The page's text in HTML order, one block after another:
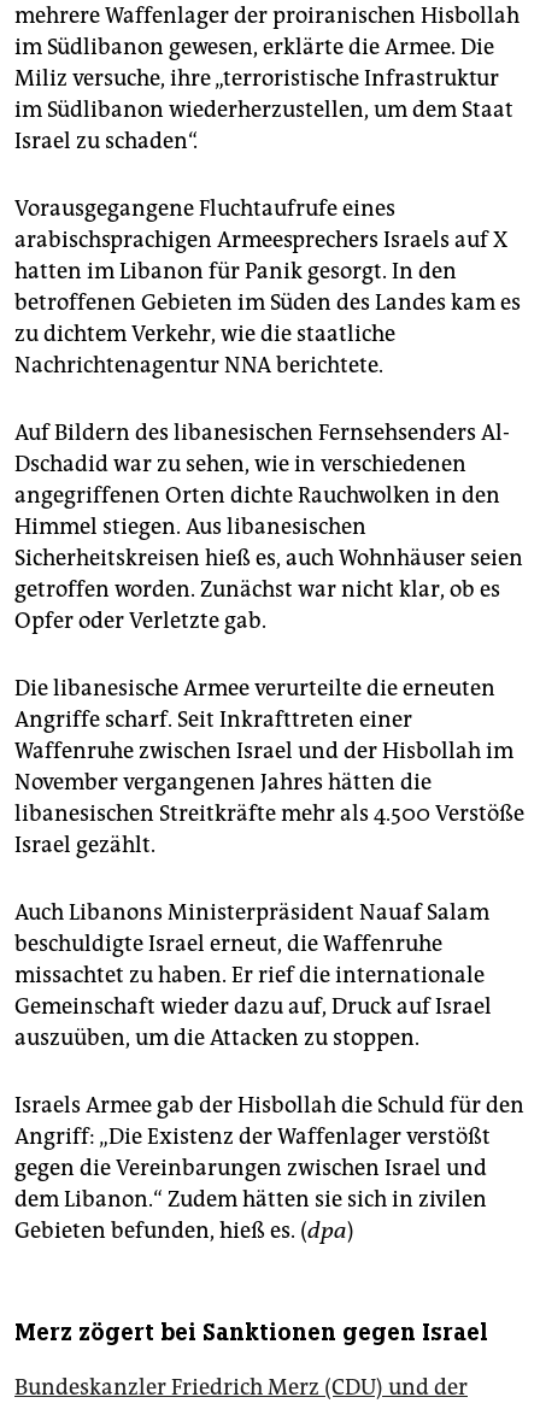
mehrere Waffenlager der proiranischen Hisbollah
im Südlibanon gewesen, erklärte die Armee. Die
Miliz versuche, ihre „terroristische Infrastruktur
im Südlibanon wiederherzustellen, um dem Staat
Israel zu schaden“.
Vorausgegangene Fluchtaufrufe eines
arabischsprachigen Armeesprechers Israels auf X
hatten im Libanon für Panik gesorgt. In den
betroffenen Gebieten im Süden des Landes kam es
zu dichtem Verkehr, wie die staatliche
Nachrichtenagentur NNA berichtete.
Auf Bildern des libanesischen Fernsehsenders Al-
Dschadid war zu sehen, wie in verschiedenen
angegriffenen Orten dichte Rauchwolken in den
Himmel stiegen. Aus libanesischen
Sicherheitskreisen hieß es, auch Wohnhäuser seien
getroffen worden. Zunächst war nicht klar, ob es
Opfer oder Verletzte gab.
Die libanesische Armee verurteilte die erneuten
Angriffe scharf. Seit Inkrafttreten einer
Waffenruhe zwischen Israel und der Hisbollah im
November vergangenen Jahres hätten die
libanesischen Streitkräfte mehr als 4.500 Verstöße
Israel gezählt.
Auch Libanons Ministerpräsident Nauaf Salam
beschuldigte Israel erneut, die Waffenruhe
missachtet zu haben. Er rief die internationale
Gemeinschaft wieder dazu auf, Druck auf Israel
auszuüben, um die Attacken zu stoppen.
Israels Armee gab der Hisbollah die Schuld für den
Angriff: „Die Existenz der Waffenlager verstößt
gegen die Vereinbarungen zwischen Israel und
dem Libanon.“ Zudem hätten sie sich in zivilen
Gebieten befunden, hieß es. (dpa)
Merz zögert bei Sanktionen gegen Israel
Bundeskanzler Friedrich Merz (CDU) und der